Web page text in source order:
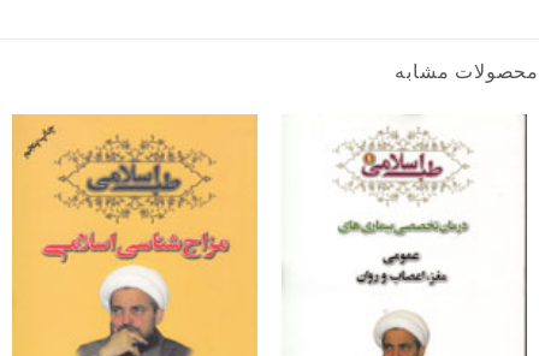
محصولات مشابه